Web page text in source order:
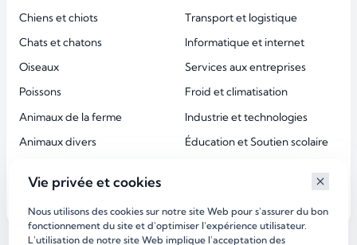
Chiens et chiots
Chats et chatons
Oiseaux
Poissons
Animaux de la ferme
Animaux divers
Transport et logistique
Informatique et internet
Services aux entreprises
Froid et climatisation
Industrie et technologies
Éducation et Soutien scolaire
Vie privée et cookies
Nous utilisons des cookies sur notre site Web pour s'assurer du bon
fonctionnement du site et d'optimiser l’expérience utilisateur.
L'utilisation de notre site Web implique l'acceptation des